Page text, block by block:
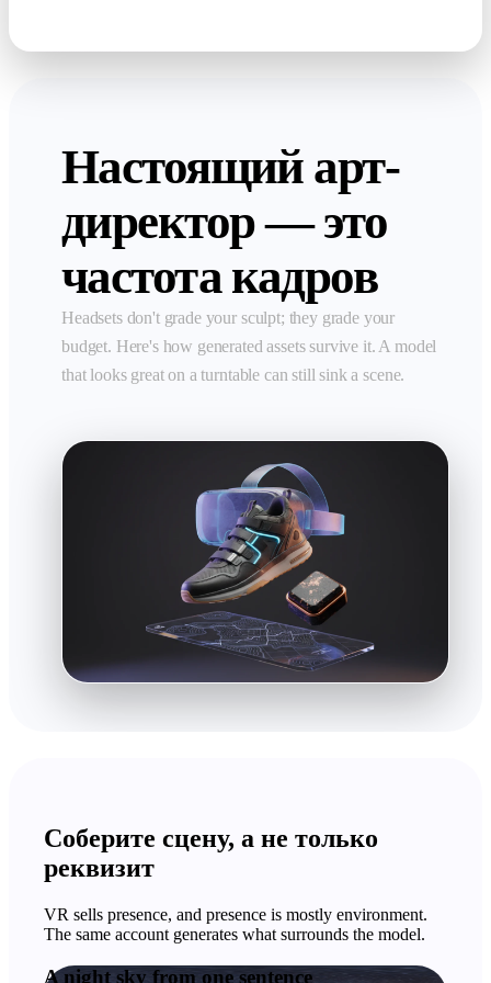
Настоящий арт-
директор — это
частота кадров
Headsets don't grade your sculpt; they grade your
budget. Here's how generated assets survive it. A model
that looks great on a turntable can still sink a scene.
Соберите сцену, а не только
реквизит
VR sells presence, and presence is mostly environment.
The same account generates what surrounds the model.
A night sky from one sentence
A night sky from one sentence